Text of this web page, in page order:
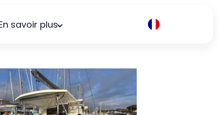
savoir plus